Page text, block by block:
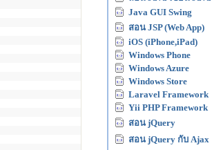
Java GUI Swing
สอน JSP (Web App)
iOS (iPhone,iPad)
Windows Phone
Windows Azure
Windows Store
Laravel Framework
Yii PHP Framework
สอน jQuery
สอน jQuery กับ Ajax